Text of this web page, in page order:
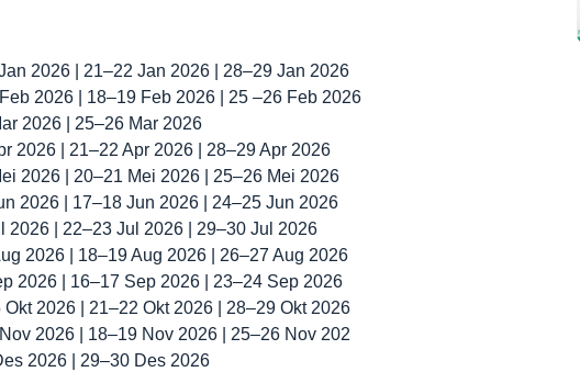
2026 | 21–22 Jan 2026 | 28–29 Jan 2026
2026 | 18–19 Feb 2026 | 25 –26 Feb 2026
2026 | 25–26 Mar 2026
2026 | 21–22 Apr 2026 | 28–29 Apr 2026
2026 | 20–21 Mei 2026 | 25–26 Mei 2026
2026 | 17–18 Jun 2026 | 24–25 Jun 2026
2026 | 22–23 Jul 2026 | 29–30 Jul 2026
2026 | 18–19 Aug 2026 | 26–27 Aug 2026
2026 | 16–17 Sep 2026 | 23–24 Sep 2026
2026 | 21–22 Okt 2026 | 28–29 Okt 2026
2026 | 18–19 Nov 2026 | 25–26 Nov 202
2026 | 29–30 Des 2026